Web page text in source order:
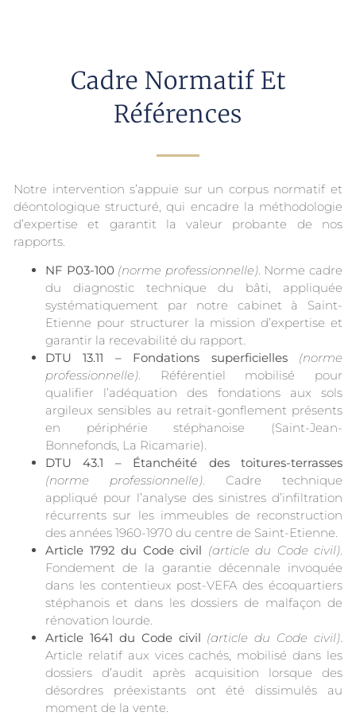
Cadre Normatif Et
Références
Notre intervention s’appuie sur un corpus normatif et
déontologique structuré, qui encadre la méthodologie
d’expertise et garantit la valeur probante de nos
rapports.
NF P03-100 (norme professionnelle). Norme cadre
du diagnostic technique du bâti, appliquée
systématiquement par notre cabinet à Saint-
Etienne pour structurer la mission d’expertise et
garantir la recevabilité du rapport.
DTU 13.11 – Fondations superficielles
(norme
professionnelle). Référentiel mobilisé pour
qualifier l’adéquation des fondations aux sols
argileux sensibles au retrait-gonflement présents
en périphérie stéphanoise (Saint-Jean-
Bonnefonds, La Ricamarie).
DTU 43.1 – Étanchéité des toitures-terrasses
(norme professionnelle). Cadre technique
appliqué pour l’analyse des sinistres d’infiltration
récurrents sur les immeubles de reconstruction
des années 1960-1970 du centre de Saint-Etienne.
Article 1792 du Code civil (article du Code civil).
Fondement de la garantie décennale invoquée
dans les contentieux post-VEFA des écoquartiers
stéphanois et dans les dossiers de malfaçon de
rénovation lourde.
Article 1641 du Code civil (article du Code civil).
Article relatif aux vices cachés, mobilisé dans les
dossiers d’audit après acquisition lorsque des
désordres préexistants ont été dissimulés au
moment de la vente.